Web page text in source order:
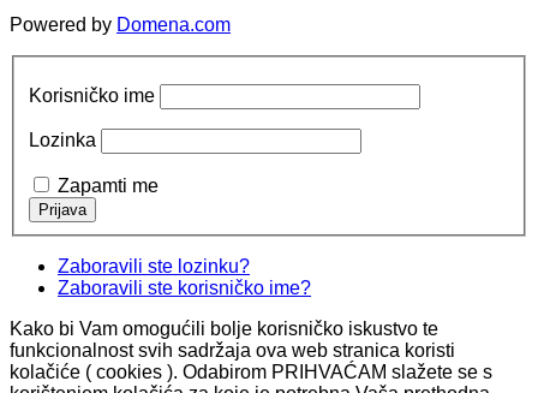
Powered by Domena.com
Korisničko ime
Lozinka
Zapamti me
Zaboravili ste lozinku?
Zaboravili ste korisničko ime?
Kako bi Vam omogućili bolje korisničko iskustvo te
funkcionalnost svih sadržaja ova web stranica koristi
kolačiće ( cookies ). Odabirom PRIHVAĆAM slažete se s